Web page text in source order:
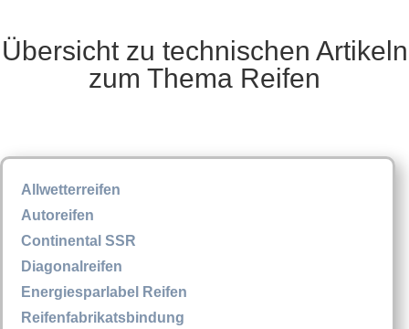
Übersicht zu technischen Artikeln
zum Thema Reifen
Allwetterreifen
Autoreifen
Continental SSR
Diagonalreifen
Energiesparlabel Reifen
Reifenfabrikatsbindung